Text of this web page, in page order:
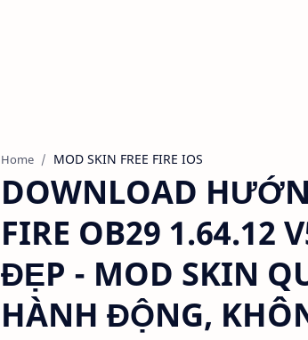
Home MOD SKIN FREE FIRE IOS
DOWNLOAD
FIRE OB29 1.64.12
ĐẸP - MOD SKIN
HÀNH ĐỘNG,